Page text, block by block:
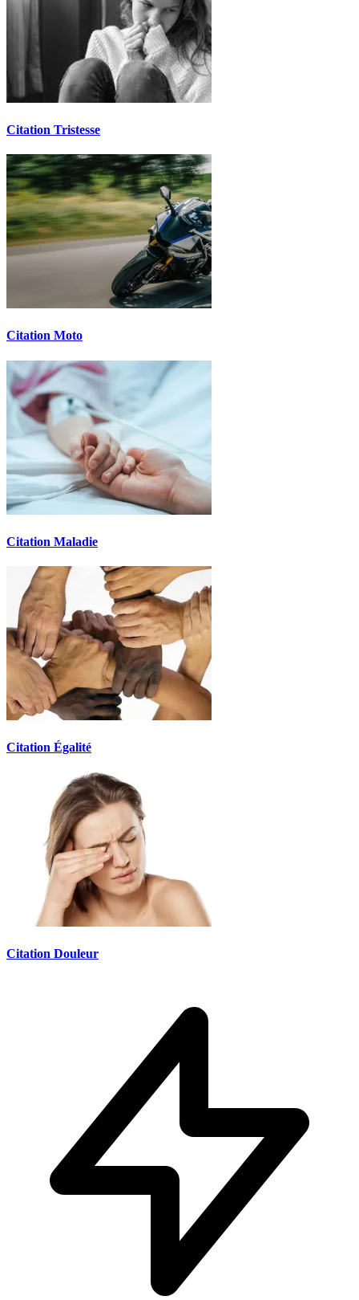
Citation Tristesse
Citation Moto
Citation Maladie
Citation Égalité
Citation Douleur